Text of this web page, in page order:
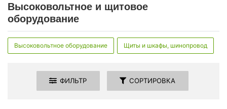
Высоковольтное и щитовое
оборудование
Высоковольтное оборудование Щиты и шкафы, шинопровод
ФИЛЬТР СОРТИРОВКА